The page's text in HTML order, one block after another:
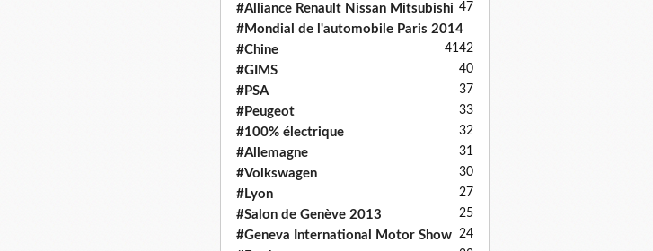
#Alliance Renault Nissan Mitsubishi 47
#Mondial de l'automobile Paris 2014
42
#Chine 41
#GIMS 40
#PSA 37
#Peugeot 33
#100% électrique 32
#Allemagne 31
#Volkswagen 30
#Lyon 27
#Salon de Genève 2013 25
#Geneva International Motor Show 24